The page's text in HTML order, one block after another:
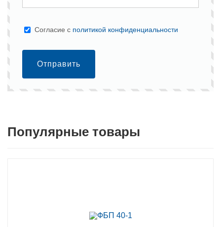
Cогласие с политикой конфиденциальности
Отправить
Популярные товары